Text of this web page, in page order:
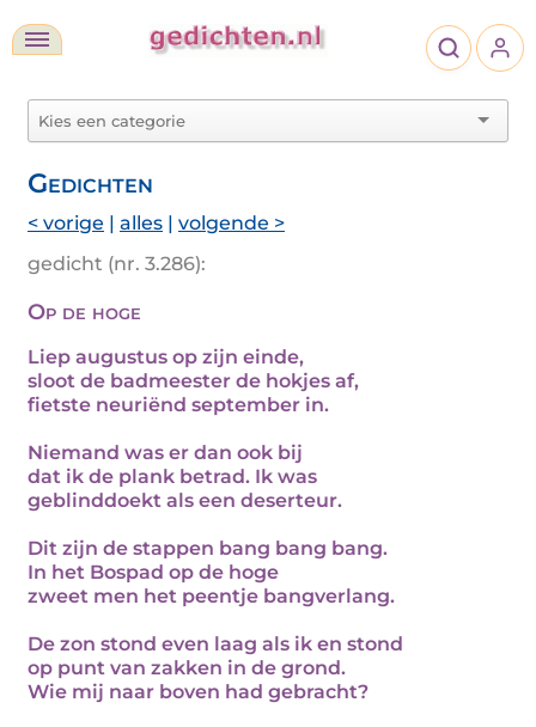
Gedichten
< vorige | alles | volgende >
gedicht (nr. 3.286):
Op de hoge
Liep augustus op zijn einde,
sloot de badmeester de hokjes af,
fietste neuriënd september in.
Niemand was er dan ook bij
dat ik de plank betrad. Ik was
geblinddoekt als een deserteur.
Dit zijn de stappen bang bang bang.
In het Bospad op de hoge
zweet men het peentje bangverlang.
De zon stond even laag als ik en stond
op punt van zakken in de grond.
Wie mij naar boven had gebracht?